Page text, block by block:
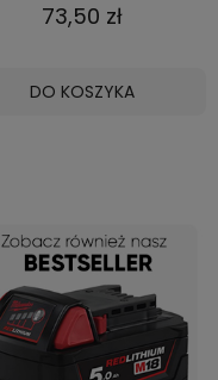
73,50 zł
DO KOSZYKA